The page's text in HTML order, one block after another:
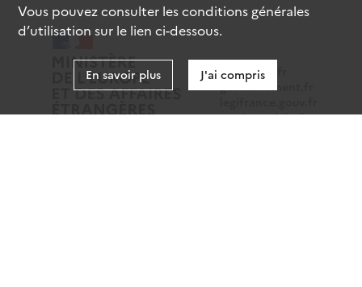
data.gouv.fr
gouvernement.fr
service-public.fr
Vous pouvez consulter les conditions générales
d’utilisation sur le lien ci-dessous.
En savoir plus J'ai compris